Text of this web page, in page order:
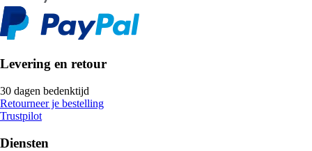
Levering en retour
30 dagen bedenktijd
Retourneer je bestelling
Trustpilot
Diensten